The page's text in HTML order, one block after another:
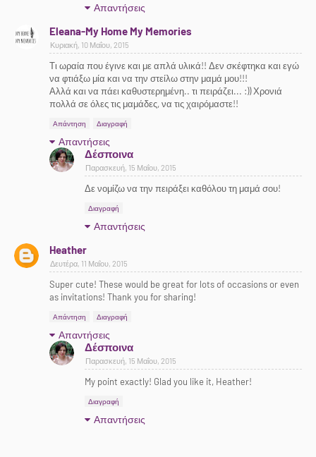
Απαντήσεις
Eleana-My Home My Memories
Κυριακή, 10 Μαΐου, 2015
Τι ωραία που έγινε και με απλά υλικά!! Δεν σκέφτηκα και εγώ
να φτιάξω μία και να την στείλω στην μαμά μου!!!
Αλλά και να πάει καθυστερημένη.. τι πειράζει... :)) Χρονιά
πολλά σε όλες τις μαμάδες, να τις χαιρόμαστε!!
Απάντηση Διαγραφή
Απαντήσεις
Δέσποινα
Παρασκευή, 15 Μαΐου, 2015
Δε νομίζω να την πειράξει καθόλου τη μαμά σου!
Διαγραφή
Απαντήσεις
Heather
Δευτέρα, 11 Μαΐου, 2015
Super cute! These would be great for lots of occasions or even
as invitations! Thank you for sharing!
Απάντηση Διαγραφή
Απαντήσεις
Δέσποινα
Παρασκευή, 15 Μαΐου, 2015
My point exactly! Glad you like it, Heather!
Διαγραφή
Απαντήσεις